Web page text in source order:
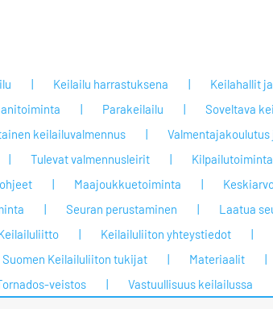
Keilailu harrastuksena Keilahallit
Parakeilailu Soveltava
keilailuvalmennus
Tulevat valmennusleirit Kilpailutoiminta
Maajoukkuetoiminta
Seuran perustaminen Laatua
Keilailuliiton yhteystiedot
Suomen Keilailuliiton tukijat Materiaalit
veistos
Vastuullisuus keilailussa